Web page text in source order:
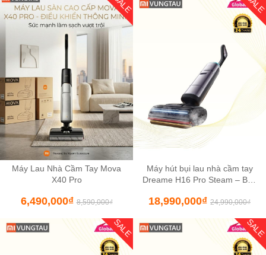
Máy Lau Nhà Cầm Tay Mova
X40 Pro
6,490,000₫ 8,590,000₫
Máy hút bụi lau nhà cầm tay
Dreame H16 Pro Steam – Bản
18,990,000₫ 24,990,000₫
SALE SALE